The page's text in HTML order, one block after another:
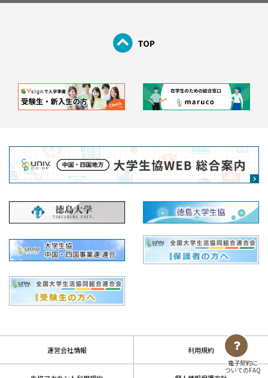
TOP
運営会社情報 利用規約
電子契約に
ついてのFAQ